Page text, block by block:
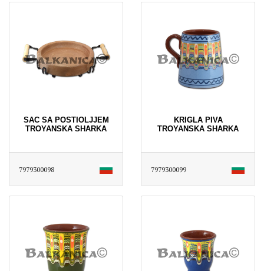
SAC SA POSTIOLJJEM
TROYANSKA SHARKA
7979300098
KRIGLA PIVA
TROYANSKA SHARKA
7979300099